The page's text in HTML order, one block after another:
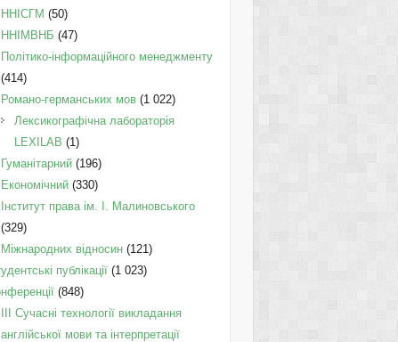
ННІСГМ (50)
ННІМВНБ (47)
Політико-інформаційного менеджменту
(414)
Романо-германських мов(1 022)
Лексикографічна лабораторія
LEXILAB (1)
Гуманітарний(196)
Економічний(330)
Інститут права ім. І. Малиновського
(329)
Міжнародних відносин(121)
публікації(1 023)
(848)
III Сучасні технології викладання
англійської мови та інтерпретації